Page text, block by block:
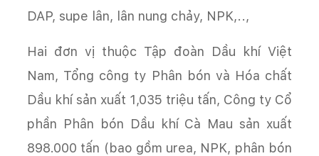
DAP, supe lân, lân nung chảy, NPK,..,
Hai đơn vị thuộc Tập đoàn Dầu khí Việt
Nam, Tổng công ty Phân bón và Hóa chất
Dầu khí sản xuất 1,035 triệu tấn, Công ty Cổ
phần Phân bón Dầu khí Cà Mau sản xuất
898.000 tấn (bao gồm urea, NPK, phân bón